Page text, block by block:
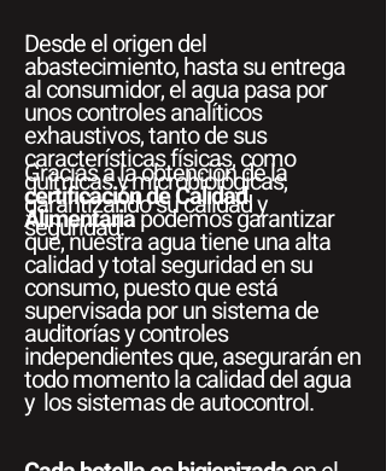
Desde el origen del
abastecimiento, hasta su entrega
al consumidor, el agua pasa por
unos controles analíticos
exhaustivos, tanto de sus
características físicas, como
químicas y microbiológicas,
garantizando su calidad y
seguridad.
Gracias a la obtención de la
certificación de Calidad
Alimentariapodemos garantizar
que, nuestra agua tiene una alta
calidad y total seguridad en su
consumo, puesto que está
supervisada por un sistema de
auditorías y controles
independientes que, asegurarán en
todo momento la calidad del agua
y los sistemas de autocontrol.